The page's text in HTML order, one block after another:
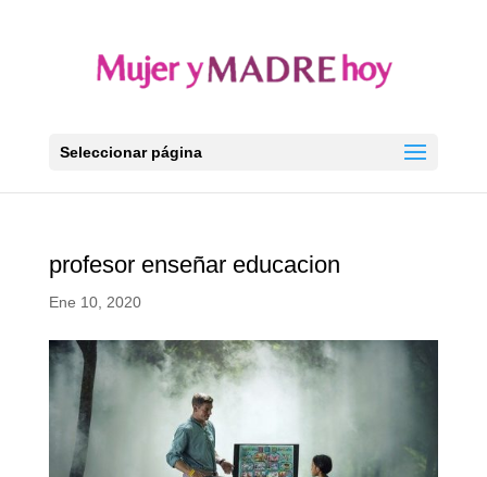
Seleccionar página
profesor enseñar educacion
Ene 10, 2020